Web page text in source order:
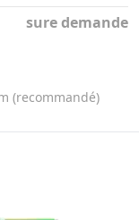
sure demande
(recommandé)